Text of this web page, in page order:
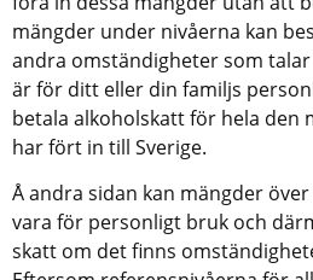
mängder under nivåerna kan
andra omständigheter som
är för ditt eller din familjs
betala alkoholskatt för hela den
har fört in till Sverige.
Å andra sidan kan mängder
vara för personligt bruk och
skatt om det finns